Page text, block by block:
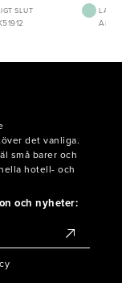
SLUT
Art.
det vanliga.
små barer och
hotell- och
och nyheter: